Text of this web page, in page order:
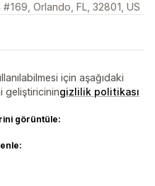
Orlando, FL, 32801, US
için aşağıdaki
geliştiriciningizlilik politikası
görüntüle: